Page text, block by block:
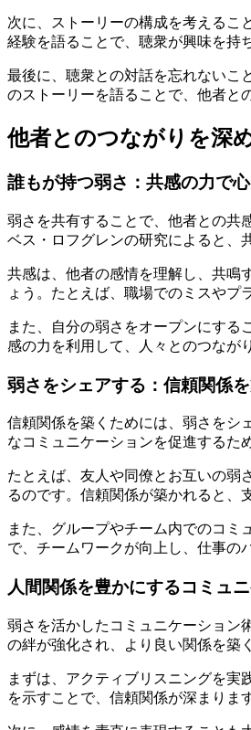
次に、ストーリーの構成を考えるこ
経験を語ることで、聴衆が興味を持
最後に、聴衆との対話を忘れないこ
のストーリーを語ることで、他者と
他者とのつながりを深
誰もが持つ弱さ：共感の力で
弱さを共有することで、他者との共
ベス・ロフグレンの研究によると、
共感は、他者の感情を理解し、共鳴
ょう。たとえば、職場でのミスやプ
また、自分の弱さをオープンにす
感の力を利用して、人々とのつなが
弱さをシェアする：信頼関係
信頼関係を築くためには、弱さをシ
なコミュニケーションを促進するた
たとえば、友人や同僚とお互いの弱
るのです。信頼関係が築かれると、
また、グループやチーム内でのコミ
で、チームワークが向上し、仕事の
人間関係を豊かにするコミュ
弱さを活かしたコミュニケーション
の絆が強化され、より良い関係を築
まずは、アクティブリスニングを
を示すことで、信頼関係が深まりま